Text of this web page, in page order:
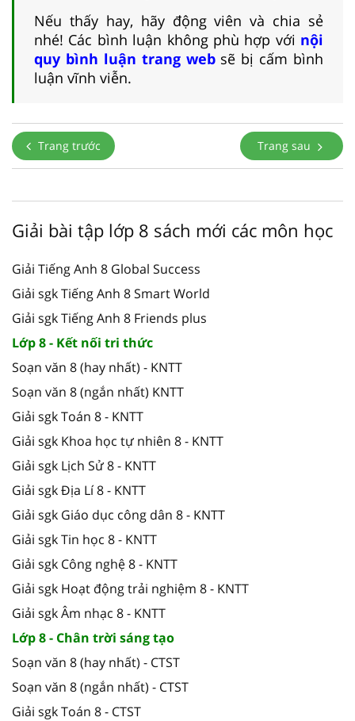
Nếu thấy hay, hãy động viên và chia sẻ
nhé! Các bình luận không phù hợp với nội
quy bình luận trang websẽ bị cấm bình
luận vĩnh viễn.
Trang trước Trang sau
Giải bài tập lớp 8 sách mới các môn học
Giải Tiếng Anh 8 Global Success
Giải sgk Tiếng Anh 8 Smart World
Giải sgk Tiếng Anh 8 Friends plus
Lớp 8 - Kết nối tri thức
Soạn văn 8 (hay nhất) - KNTT
Soạn văn 8 (ngắn nhất) KNTT
Giải sgk Toán 8 - KNTT
Giải sgk Khoa học tự nhiên 8 - KNTT
Giải sgk Lịch Sử 8 - KNTT
Giải sgk Địa Lí 8 - KNTT
Giải sgk Giáo dục công dân 8 - KNTT
Giải sgk Tin học 8 - KNTT
Giải sgk Công nghệ 8 - KNTT
Giải sgk Hoạt động trải nghiệm 8 - KNTT
Giải sgk Âm nhạc 8 - KNTT
Lớp 8 - Chân trời sáng tạo
Soạn văn 8 (hay nhất) - CTST
Soạn văn 8 (ngắn nhất) - CTST
Giải sgk Toán 8 - CTST